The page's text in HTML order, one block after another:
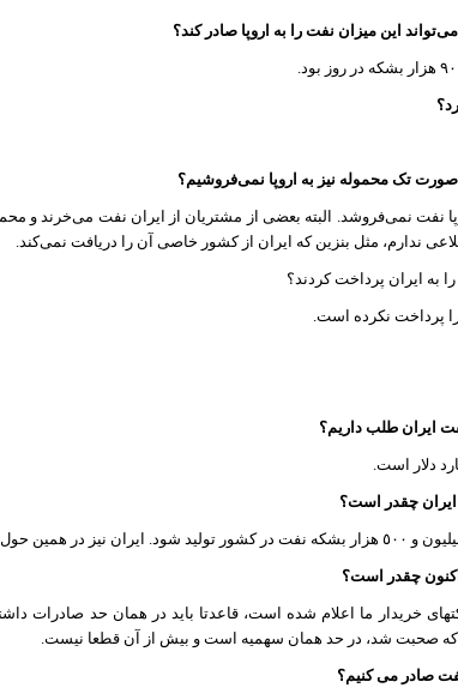
این میزان نفت را به اروپا صادر کند؟
بشکه در روز بود.
تک محموله نیز به اروپا نمی‌فروشیم؟
نفت نمی‌فروشد. البته بعضی از مشتریان از ایران نفت می‌خرند و
ندارم، مثل بنزین که ایران از کشور خاصی آن را دریافت نمی‌کند.
به ایران پرداخت کردند؟
را پرداخت نکرده است.
ایران طلب داریم؟
ایران چقدر است؟
چقدر است؟
خریدار ما اعلام شده است، قاعدتا باید در همان حد صادرات
که صحبت شد، در حد همان سهمیه است و بیش از آن قطعا نیست.
صادر می کنیم؟